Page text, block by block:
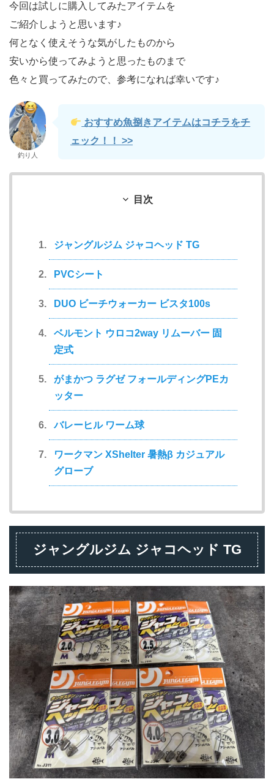
今回は試しに購入してみたアイテムを
ご紹介しようと思います♪
何となく使えそうな気がしたものから
安いから使ってみようと思ったものまで
色々と買ってみたので、参考になれば幸いです♪
釣り人
おすすめ魚捌きアイテムはコチラをチ
ェック！！ >>
目次
ジャングルジム ジャコヘッド TG
PVCシート
DUO ビーチウォーカー ビスタ100s
ベルモント ウロコ2way リムーバー 固
定式
がまかつ ラグゼ フォールディングPEカ
ッター
バレーヒル ワーム球
ワークマン XShelter 暑熱β カジュアル
グローブ
ジャングルジム ジャコヘッド TG